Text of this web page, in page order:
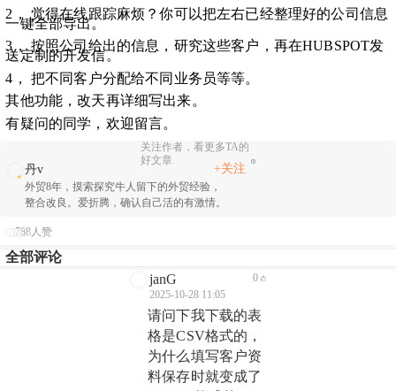
2， 觉得在线跟踪麻烦？你可以把左右已经整理好的公司信息
一键全部导出。
3， 按照公司给出的信息，研究这些客户，再在HUBSPOT发
送定制的开发信。
4， 把不同客户分配给不同业务员等等。
其他功能，改天再详细写出来。
有疑问的同学，欢迎留言。
关注作者，看更多TA的
好文章
丹v
外贸8年，摸索探究牛人留下的外贸经验，
整合改良。爱折腾，确认自己活的有激情。
+关注
788人赞
全部评论
janG
2025-10-28 11:05
0
请问下我下载的表
格是CSV格式的，
为什么填写客户资
料保存时就变成了